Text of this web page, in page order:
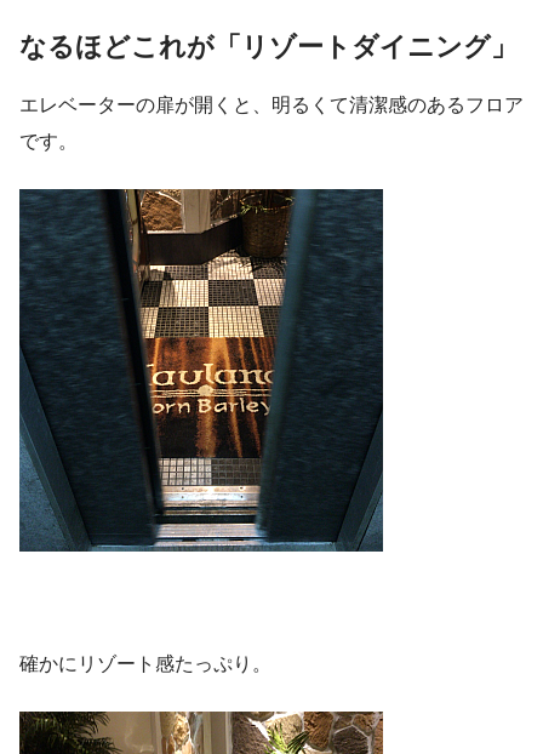
なるほどこれが「リゾートダイニング」
エレベーターの扉が開くと、明るくて清潔感のあるフロア
です。
確かにリゾート感たっぷり。